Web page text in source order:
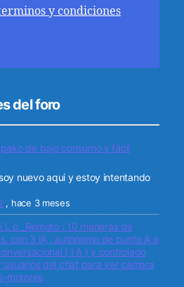
y condiciones
del foro
de bajo consumo y fácil
nuevo aqui y estoy intentando
, hace 3 meses
L o _Remoto : 10 maneras de
con 3 IA , autónomo de punto A a
( I A ) y controlado
usuarios del chat para ver cámara
motores